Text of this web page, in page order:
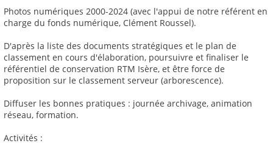
Photos numériques 2000-2024 (avec l'appui de notre référent en
charge du fonds numérique, Clément Roussel).
D'après la liste des documents stratégiques et le plan de
classement en cours d'élaboration, poursuivre et finaliser le
référentiel de conservation RTM Isère, et être force de
proposition sur le classement serveur (arborescence).
Diffuser les bonnes pratiques : journée archivage, animation
réseau, formation.
Activités :